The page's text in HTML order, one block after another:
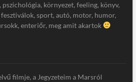
környezet, feeling, könyv,
sport, autó, motor, humor,
enteriőr, meg amit akartok
filmje, a Jegyzeteim a Marsról